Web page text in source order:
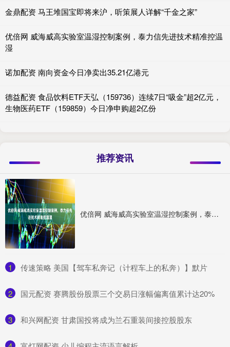
金鼎配资 马王堆国宝即将来沪，听策展人详解“千金之家”
优倍网 威海威高实验室温湿控制案例，泰力信先进技术精准控温
湿
诺加配资 南向资金今日净卖出35.21亿港元
德益配资 食品饮料ETF天弘（159736）连续7日“吸金”超2亿元，
生物医药ETF（159859）今日净申购超2亿份
推荐资讯
优倍网 威海威高实验室温湿控制案例，泰力信先进技术精准控温湿
1 ​传速策略 美国【驾车私奔记（计程车上的私奔）】默片
2 ​国元配资 赛腾股份股票三个交易日涨幅偏离值累计达20%
3 ​和兴网配资 甘肃国投将成为兰石重装间接控股股东